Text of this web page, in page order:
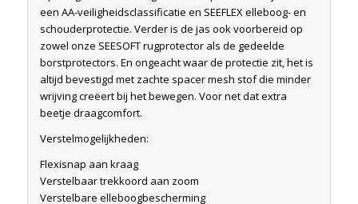
een AA-veiligheidsclassificatie en SEEFLEX elleboog- en
schouderprotectie. Verder is de jas ook voorbereid op
zowel onze SEESOFT rugprotector als de gedeelde
borstprotectors. En ongeacht waar de protectie zit, het is
altijd bevestigd met zachte spacer mesh stof die minder
wrijving creëert bij het bewegen. Voor net dat extra
beetje draagcomfort.
Verstelmogelijkheden:
Flexisnap aan kraag
Verstelbaar trekkoord aan zoom
Verstelbare elleboogbescherming